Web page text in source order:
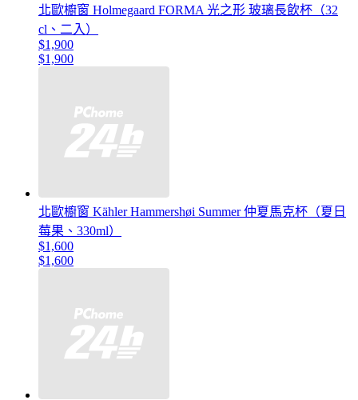
北歐櫥窗 Holmegaard FORMA 光之形 玻璃長飲杯（32
cl、二入）
$1,900
$1,900
北歐櫥窗 Kähler Hammershøi Summer 仲夏馬克杯（夏日
莓果、330ml）
$1,600
$1,600